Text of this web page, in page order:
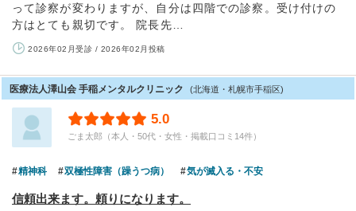
って診察が変わりますが、自分は四階での診察。受け付けの
方はとても親切です。 院長先…
2026年02月受診 / 2026年02月投稿
医療法人澤山会 手稲メンタルクリニック (北海道・札幌市手稲区)
5.0
ごま太郎（本人・50代・女性・掲載口コミ14件）
精神科 双極性障害（躁うつ病） 気が滅入る・不安
信頼出来ます。頼りになります。